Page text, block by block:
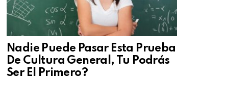
Nadie Puede Pasar Esta Prueba
De Cultura General, Tu Podrás
Ser El Primero?